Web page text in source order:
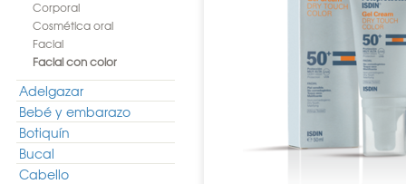
Corporal
Cosmética oral
Facial
Facial con color
Adelgazar
Bebé y embarazo
Botiquín
Bucal
Cabello